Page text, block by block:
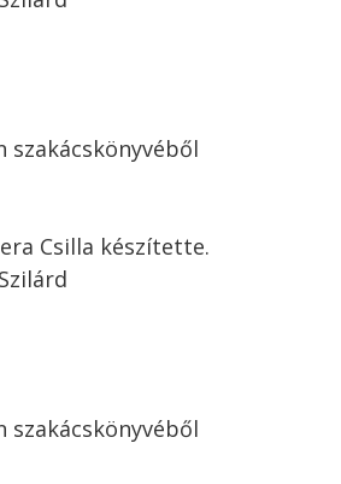
szakácskönyvéből
Csilla készítette.
szakácskönyvéből